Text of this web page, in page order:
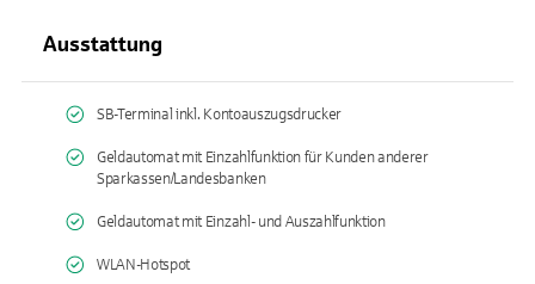
Ausstattung
SB-Terminal inkl. Kontoauszugsdrucker
Geldautomat mit Einzahlfunktion für Kunden anderer
Sparkassen/Landesbanken
Geldautomat mit Einzahl- und Auszahlfunktion
WLAN-Hotspot